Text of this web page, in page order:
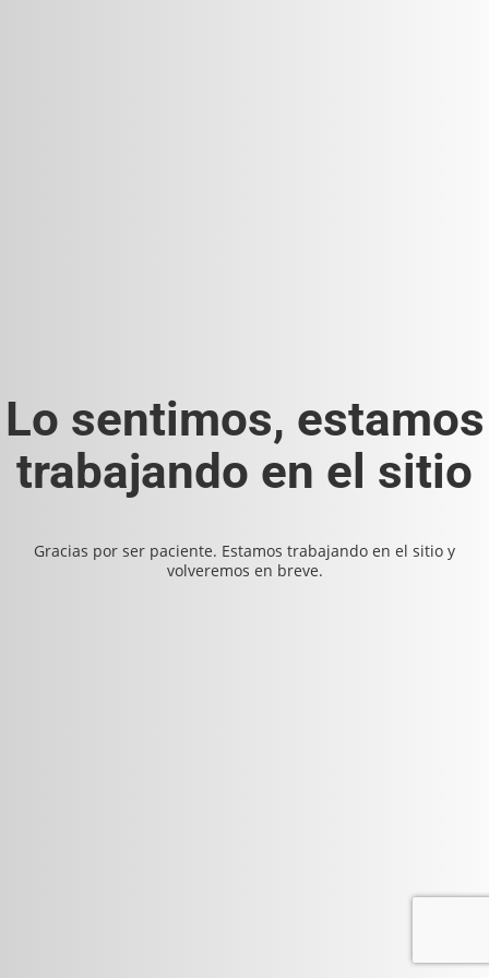
Lo sentimos, estamos
trabajando en el sitio
Gracias por ser paciente. Estamos trabajando en el sitio y
volveremos en breve.